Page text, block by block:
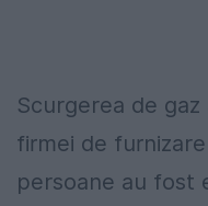
Scurgerea de
firmei de
persoane au fost